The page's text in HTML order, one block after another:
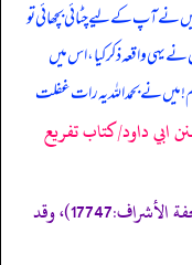
نے آپ کے لیے چٹائی بچھائی تو
یہی واقعہ ذکر کیا، اس میں
میں نے بحمد اللہ یہ رات غفلت
ابي داود/كتاب تفريع
«‏‏‏‏تفرد بہ أبو داود، (تحفة الأشراف:17747)، وقد